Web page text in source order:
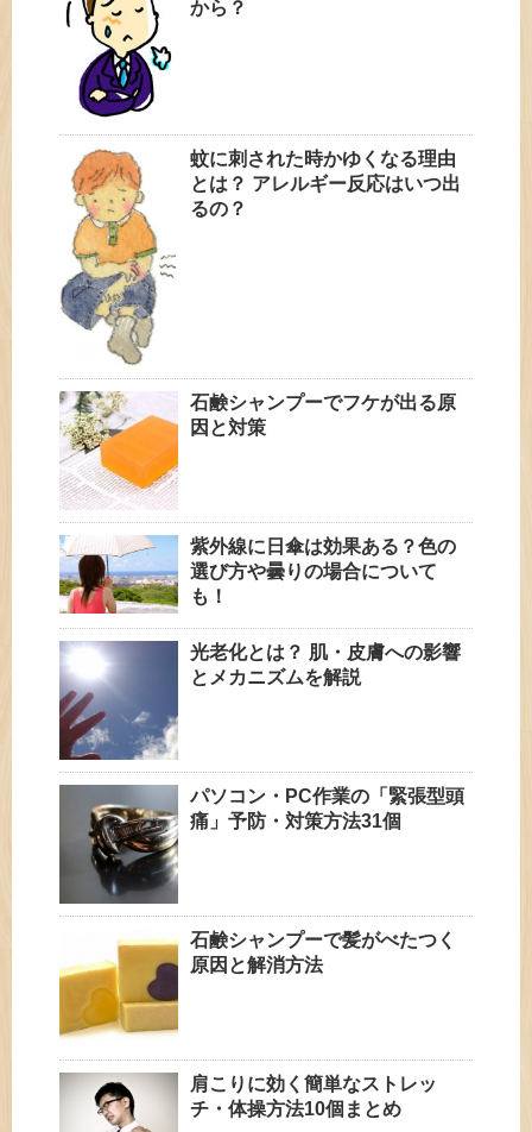
から？
蚊に刺された時かゆくなる理由
とは？ アレルギー反応はいつ出
るの？
石鹸シャンプーでフケが出る原
因と対策
紫外線に日傘は効果ある？色の
選び方や曇りの場合について
も！
光老化とは？ 肌・皮膚への影響
とメカニズムを解説
パソコン・PC作業の「緊張型頭
痛」予防・対策方法31個
石鹸シャンプーで髪がべたつく
原因と解消方法
肩こりに効く簡単なストレッ
チ・体操方法10個まとめ